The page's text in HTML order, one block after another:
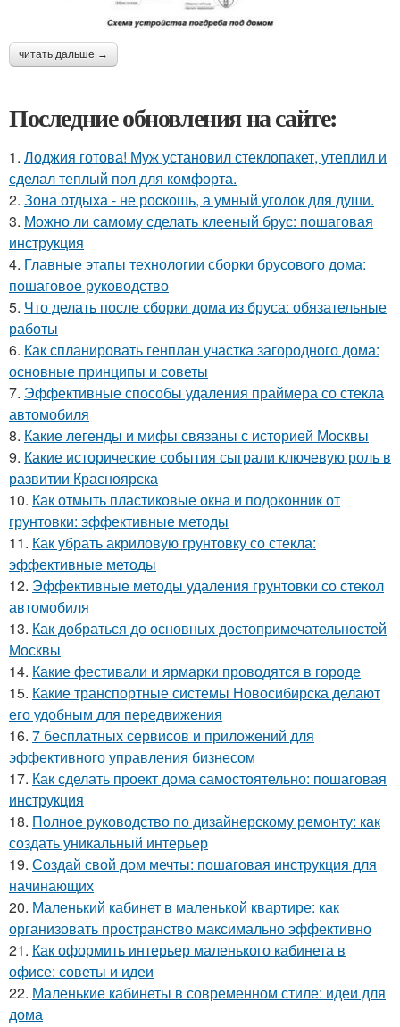
читать дальше →
Последние обновления на сайте:
1. Лоджия готова! Муж установил стеклопакет, утеплил и
сделал теплый пол для комфорта.
2. Зона отдыха - не роcкошь, а умный уголок для души.
3. Можно ли самому сделать клееный брус: пошаговая
инструкция
4. Главные этапы технологии сборки брусового дома:
пошаговое руководство
5. Что делать после сборки дома из бруса: обязательные
работы
6. Как спланировать генплан участка загородного дома:
основные принципы и советы
7. Эффективные способы удаления праймера со стекла
автомобиля
8. Какие легенды и мифы связаны с историей Москвы
9. Какие исторические события сыграли ключевую роль в
развитии Красноярска
10. Как отмыть пластиковые окна и подоконник от
грунтовки: эффективные методы
11. Как убрать акриловую грунтовку со стекла:
эффективные методы
12. Эффективные методы удаления грунтовки со стекол
автомобиля
13. Как добраться до основных достопримечательностей
Москвы
14. Какие фестивали и ярмарки проводятся в городе
15. Какие транспортные системы Новосибирска делают
его удобным для передвижения
16. 7 бесплатных сервисов и приложений для
эффективного управления бизнесом
17. Как сделать проект дома самостоятельно: пошаговая
инструкция
18. Полное руководство по дизайнерскому ремонту: как
создать уникальный интерьер
19. Создай свой дом мечты: пошаговая инструкция для
начинающих
20. Маленький кабинет в маленькой квартире: как
организовать пространство максимально эффективно
21. Как оформить интерьер маленького кабинета в
офисе: советы и идеи
22. Маленькие кабинеты в современном стиле: идеи для
дома